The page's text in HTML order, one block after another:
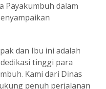
Payakumbuh dalam
dan Ibu ini adalah
tinggi para
Kami dari Dinas
penuh perjalanan